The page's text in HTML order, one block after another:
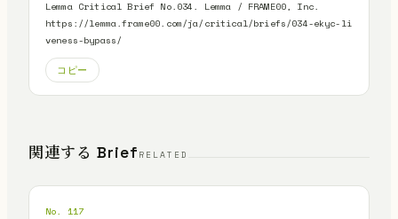
Lemma Critical Brief No.034. Lemma / FRAME00, Inc.
https://lemma.frame00.com/ja/critical/briefs/034-ekyc-li
veness-bypass/
コピー
関連する Brief RELATED
No. 117